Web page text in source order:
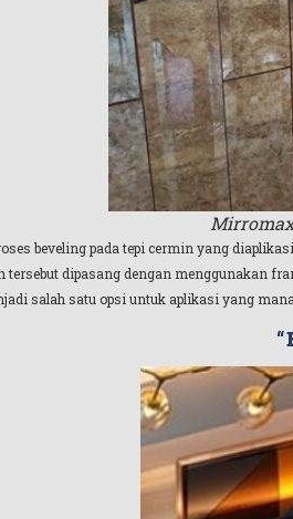
Mirromax
beveling pada tepi cermin yang
dipasang dengan menggunakan
salah satu opsi untuk aplikasi yang